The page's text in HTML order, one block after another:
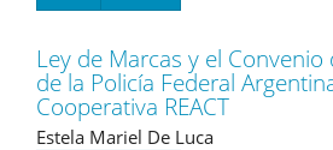
Ley de Marcas y el
de la Policía Federal
Cooperativa REACT
Estela Mariel De Luca